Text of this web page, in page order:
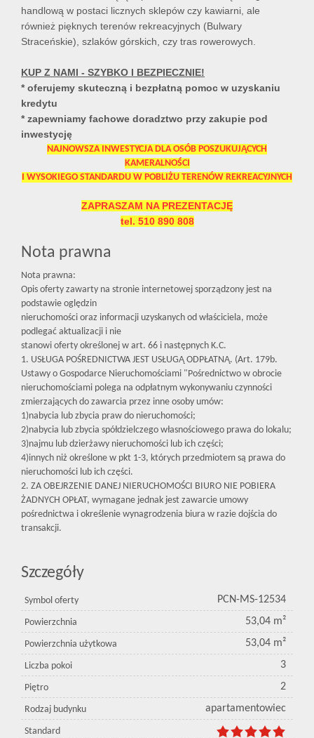
handlową w postaci licznych sklepów czy kawiarni, ale
również pięknych terenów rekreacyjnych (Bulwary
Straceńskie), szlaków górskich, czy tras rowerowych.
KUP Z NAMI - SZYBKO I BEZPIECZNIE!
* oferujemy skuteczną i bezpłatną pomoc w uzyskaniu
kredytu
* zapewniamy fachowe doradztwo przy zakupie pod
inwestycję
NAJNOWSZA INWESTYCJA DLA OSÓB POSZUKUJĄCYCH
KAMERALNOŚCI
I WYSOKIEGO STANDARDU W POBLIŻU TERENÓW REKREACYJNYCH
ZAPRASZAM NA PREZENTACJĘ
tel. 510 890 808
Nota prawna
Nota prawna:
Opis oferty zawarty na stronie internetowej sporządzony jest na
podstawie oględzin
nieruchomości oraz informacji uzyskanych od właściciela, może
podlegać aktualizacji i nie
stanowi oferty określonej w art. 66 i następnych K.C.
1. USŁUGA POŚREDNICTWA JEST USŁUGĄ ODPŁATNĄ. (Art. 179b.
Ustawy o Gospodarce Nieruchomościami "Pośrednictwo w obrocie
nieruchomościami polega na odpłatnym wykonywaniu czynności
zmierzających do zawarcia przez inne osoby umów:
1)nabycia lub zbycia praw do nieruchomości;
2)nabycia lub zbycia spółdzielczego własnościowego prawa do lokalu;
3)najmu lub dzierżawy nieruchomości lub ich części;
4)innych niż określone w pkt 1-3, których przedmiotem są prawa do
nieruchomości lub ich części.
2. ZA OBEJRZENIE DANEJ NIERUCHOMOŚCI BIURO NIE POBIERA
ŻADNYCH OPŁAT, wymagane jednak jest zawarcie umowy
pośrednictwa i określenie wynagrodzenia biura w razie dojścia do
transakcji.
Szczegóły
Symbol oferty PCN-MS-12534
Powierzchnia 53,04 m²
Powierzchnia użytkowa 53,04 m²
Liczba pokoi 3
Piętro 2
Rodzaj budynku apartamentowiec
Standard